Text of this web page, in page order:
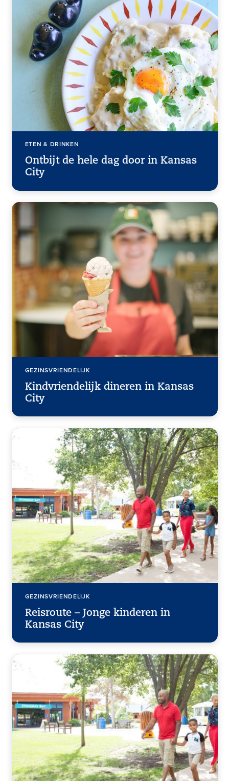
ETEN & DRINKEN
Ontbijt de hele dag door in Kansas
City
GEZINSVRIENDELIJK
Kindvriendelijk dineren in Kansas
City
GEZINSVRIENDELIJK
Reisroute – Jonge kinderen in
Kansas City